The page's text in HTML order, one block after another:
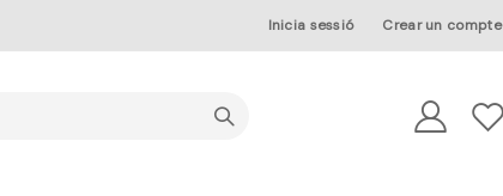
Inicia sessió Crear un compte